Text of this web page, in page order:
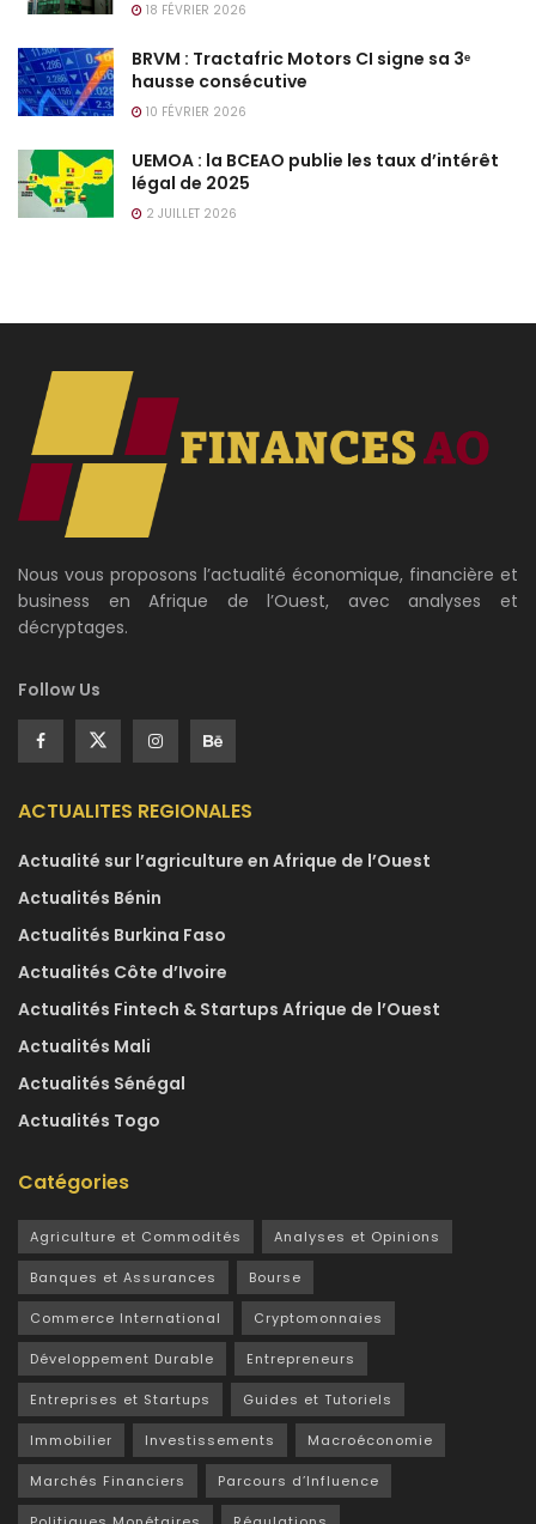
18 FÉVRIER 2026
BRVM : Tractafric Motors CI signe sa 3ᵉ
hausse consécutive
10 FÉVRIER 2026
UEMOA : la BCEAO publie les taux d’intérêt
légal de 2025
2 JUILLET 2026
Nous vous proposons l’actualité économique, financière et
business en Afrique de l’Ouest, avec analyses et
décryptages.
Follow Us
ACTUALITES REGIONALES
Actualité sur l’agriculture en Afrique de l’Ouest
Actualités Bénin
Actualités Burkina Faso
Actualités Côte d’Ivoire
Actualités Fintech & Startups Afrique de l’Ouest
Actualités Mali
Actualités Sénégal
Actualités Togo
Catégories
Agriculture et Commodités Analyses et Opinions
Banques et Assurances Bourse
Commerce International Cryptomonnaies
Développement Durable Entrepreneurs
Entreprises et Startups Guides et Tutoriels
Immobilier Investissements Macroéconomie
Marchés Financiers Parcours d’Influence